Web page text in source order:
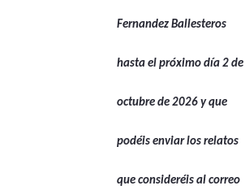
Fernandez Ballesteros
hasta el próximo día 2 de
octubre de 2026 y que
podéis enviar los relatos
que consideréis al correo